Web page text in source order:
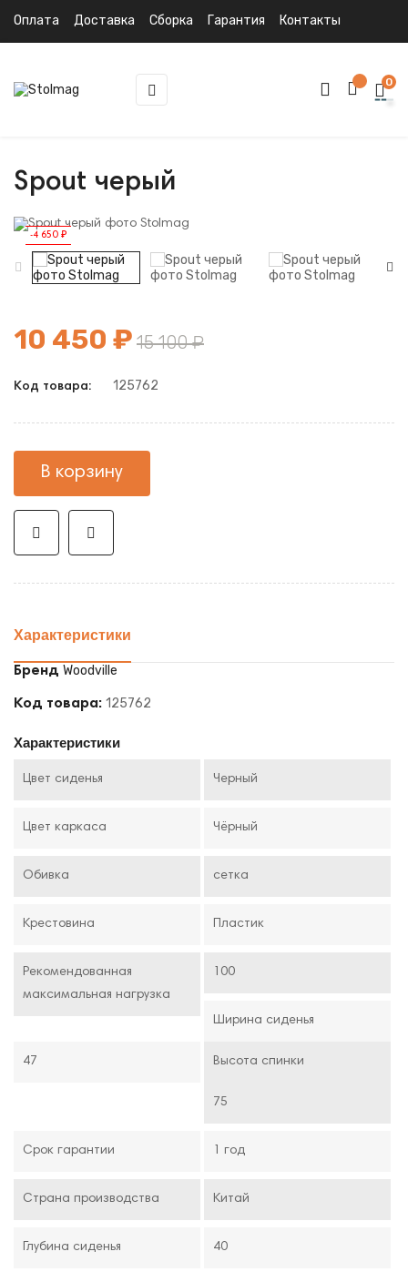
Оплата Доставка Сборка Гарантия Контакты
Toggle
navigation
☰ 0
Spout черый
-4 650 ₽
10 450 ₽ 15 100 ₽
Код товара: 125762
В корзину
Характеристики
Бренд Woodville
Код товара: 125762
Характеристики
Цвет сиденья Черный
Цвет каркаса Чёрный
Обивка сетка
Крестовина Пластик
Рекомендованная
максимальная нагрузка
100
Ширина сиденья
47 Высота спинки
75
Срок гарантии 1 год
Страна производства Китай
Глубина сиденья 40